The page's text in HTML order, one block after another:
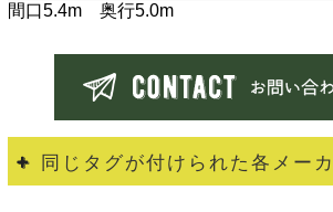
間口5.4m 奥行5.0m
同じタグが付けられた各メー